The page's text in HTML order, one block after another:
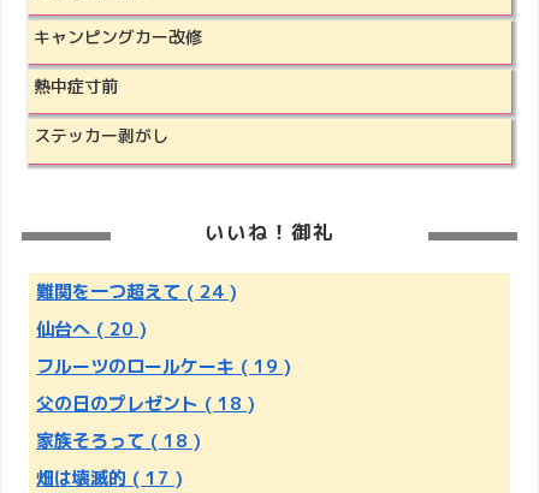
キャンピングカー改修
熱中症寸前
ステッカー剥がし
いいね！御礼
難関を一つ超えて ( 24 )
仙台へ ( 20 )
フルーツのロールケーキ ( 19 )
父の日のプレゼント ( 18 )
家族そろって ( 18 )
畑は壊滅的 ( 17 )